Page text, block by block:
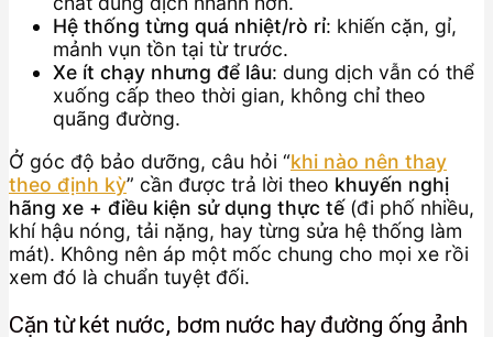
Hệ thống từng quá nhiệt/rò rỉ: khiến cặn, gỉ,
mảnh vụn tồn tại từ trước.
Xe ít chạy nhưng để lâu: dung dịch vẫn có thể
xuống cấp theo thời gian, không chỉ theo
quãng đường.
Ở góc độ bảo dưỡng, câu hỏi “khi nào nên thay
theo định kỳ” cần được trả lời theo khuyến nghị
hãng xe + điều kiện sử dụng thực tế(đi phố nhiều,
khí hậu nóng, tải nặng, hay từng sửa hệ thống làm
mát). Không nên áp một mốc chung cho mọi xe rồi
xem đó là chuẩn tuyệt đối.
Cặn từ két nước, bơm nước hay đường ống ảnh